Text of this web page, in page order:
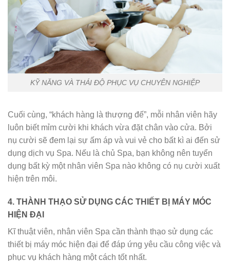
KỸ NĂNG VÀ THÁI ĐỘ PHỤC VỤ CHUYÊN NGHIỆP
Cuối cùng, “khách hàng là thượng đế”, mỗi nhân viên hãy
luôn biết mỉm cười khi khách vừa đặt chân vào cửa. Bởi
nụ cười sẽ đem lại sự ấm áp và vui vẻ cho bất kì ai đến sử
dụng dịch vụ Spa. Nếu là chủ Spa, bạn không nên tuyển
dụng bất kỳ một nhân viên Spa nào không có nụ cười xuất
hiện trên môi.
4. THÀNH THẠO SỬ DỤNG CÁC THIẾT BỊ MÁY MÓC
HIỆN ĐẠI
Kĩ thuật viên, nhân viên Spa cần thành thạo sử dụng các
thiết bị máy móc hiện đại để đáp ứng yêu cầu công việc và
phục vụ khách hàng một cách tốt nhất.